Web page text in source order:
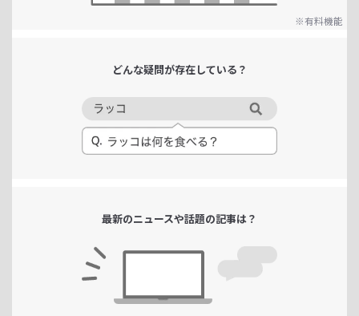
※有料機能
どんな疑問が存在している？
最新のニュースや話題の記事は？